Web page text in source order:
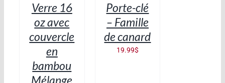
DÉTAILS
Verre 16
oz avec
couvercle
en
bambou
Mélange
DÉTAILS
Porte-clé
– Famille
de canard
19.99$